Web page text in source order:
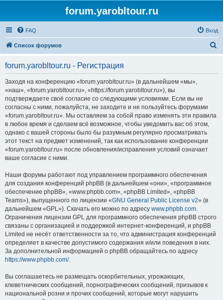
forum.yarobltour.ru
FAQ Вход
Список форумов
forum.yarobltour.ru - Регистрация
Заходя на конференцию «forum.yarobltour.ru» (в дальнейшем «мы»,
«наш», «forum.yarobltour.ru», «https://forum.yarobltour.ru»), вы
подтверждаете своё согласие со следующими условиями. Если вы не
согласны с ними, пожалуйста, не заходите и не пользуйтесь форумами
«forum.yarobltour.ru». Мы оставляем за собой право изменять эти правила
в любое время и сделаем всё возможное, чтобы уведомить вас об этом,
однако с вашей стороны было бы разумным регулярно просматривать
этот текст на предмет изменений, так как использование конференции
«forum.yarobltour.ru» после обновления/исправления условий означает
ваше согласие с ними.
Наши форумы работают под управлением программного обеспечения
для создания конференций phpBB (в дальнейшем «они», «программное
обеспечение phpBB», «www.phpbb.com», «phpBB Limited», «phpBB
Teams»), выпущенного по лицензии «GNU General Public License v2» (в
дальнейшем «GPL»). Скачать его можно по адресу www.phpbb.com.
Ограничения лицензии GPL для программного обеспечения phpBB строго
связаны с организацией и поддержкой интернет-конференций, и phpBB
Limited не несёт ответственности за то, что администрация конференций
определяет в качестве допустимого содержания и/или поведения в них.
За дополнительной информацией о phpBB обращайтесь по адресу
https://www.phpbb.com/.
Вы соглашаетесь не размещать оскорбительных, угрожающих,
клеветнических сообщений, порнографических сообщений, призывов к
национальной розни и прочих сообщений, которые могут нарушить